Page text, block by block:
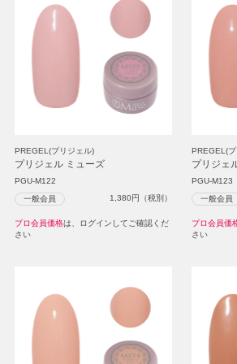
PREGEL(プリジェル)
プリジェル ミューズ
PGU-M122
一般会員 1,380円（税別）
プロ会員価格は、ログインしてご確認くだ
さい
PREGEL(
プリジェ
PGU-M123
一般会員
プロ会員価
さい